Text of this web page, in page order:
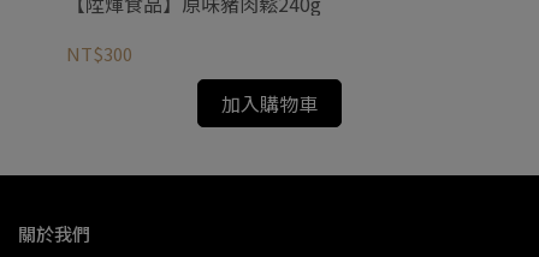
NT$300
加入購物車
關於我們